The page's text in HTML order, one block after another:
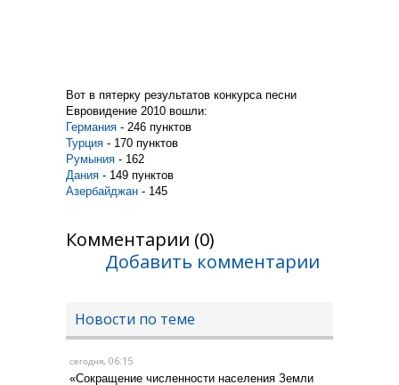
Вот в пятерку результатов конкурса песни
Евровидение 2010 вошли:
Германия - 246 пунктов
Турция - 170 пунктов
Румыния - 162
Дания - 149 пунктов
Азербайджан - 145
Комментарии (0)
Добавить комментарии
Новости по теме
сегодня, 06:15
«Сокращение численности населения Земли